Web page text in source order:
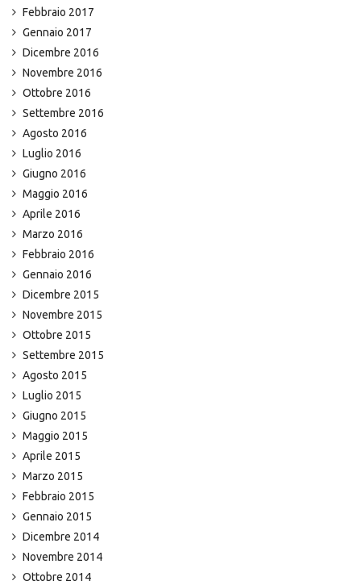
Febbraio 2017
Gennaio 2017
Dicembre 2016
Novembre 2016
Ottobre 2016
Settembre 2016
Agosto 2016
Luglio 2016
Giugno 2016
Maggio 2016
Aprile 2016
Marzo 2016
Febbraio 2016
Gennaio 2016
Dicembre 2015
Novembre 2015
Ottobre 2015
Settembre 2015
Agosto 2015
Luglio 2015
Giugno 2015
Maggio 2015
Aprile 2015
Marzo 2015
Febbraio 2015
Gennaio 2015
Dicembre 2014
Novembre 2014
Ottobre 2014